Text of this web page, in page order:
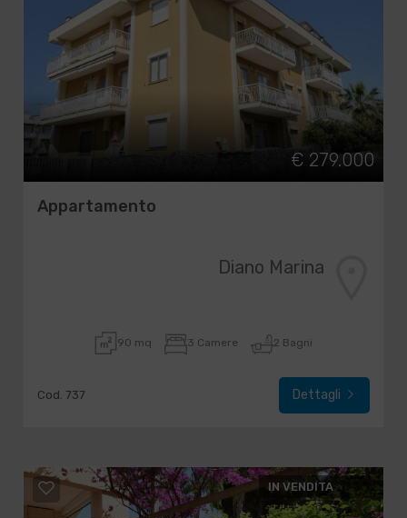
€ 279.000
Appartamento
Diano Marina
90 mq 3 Camere 2 Bagni
Cod. 737 Dettagli
IN VENDITA